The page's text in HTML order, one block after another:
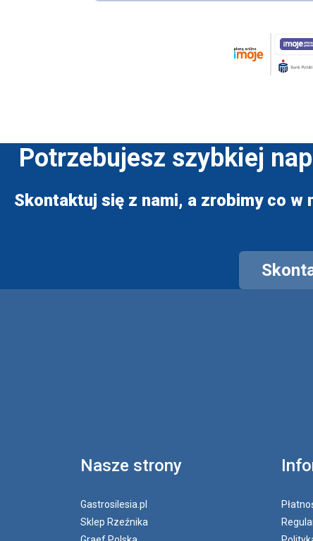
Potrzebujesz szybkiej
Skontaktuj się z nami, a zrobimy co w
Nasze strony
Gastrosilesia.pl
Sklep Rzeźnika